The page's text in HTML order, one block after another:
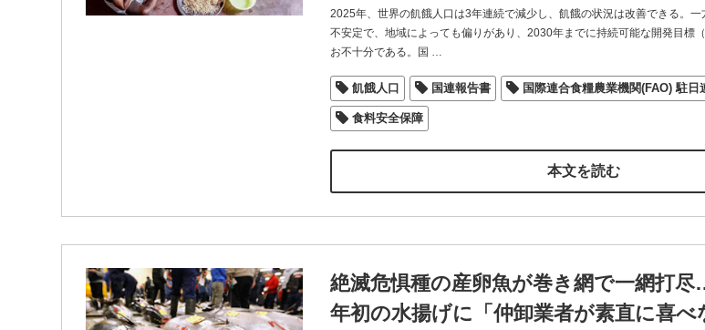
2025年、世界の飢餓人口は3年連続で減少し、飢餓の状況は改善できる。
不安定で、地域によっても偏りがあり、2030年までに持続可能な開発目標
お不十分である。国 …
飢餓人口 国連報告書 国際連合食糧農業機関(FAO) 駐日
食料安全保障
本文を読む
絶滅危惧種の産卵魚が巻き網で一網打
年初の水揚げに「仲卸業者が素直に喜べ